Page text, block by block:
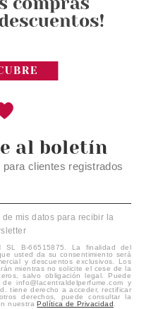
al boletín
clientes registrados
mis datos para recibir la
SL B-66515875. La finalidad del
usted da su consentimiento será
y descuentos exclusivos. Los
mientras no solicite el cese de la
salvo obligación legal. Puede
info@lacentraldelperfume.com y
tiene derecho a acceder, rectificar
derechos, puede consultar la
nuestraPolítica de Privacidad